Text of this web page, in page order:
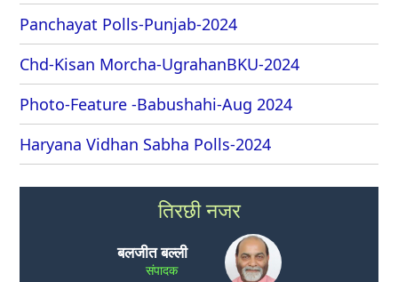
Panchayat Polls-Punjab-2024
Chd-Kisan Morcha-UgrahanBKU-2024
Photo-Feature -Babushahi-Aug 2024
Haryana Vidhan Sabha Polls-2024
तिरछी नजर
बलजीत बल्ली
संपादक